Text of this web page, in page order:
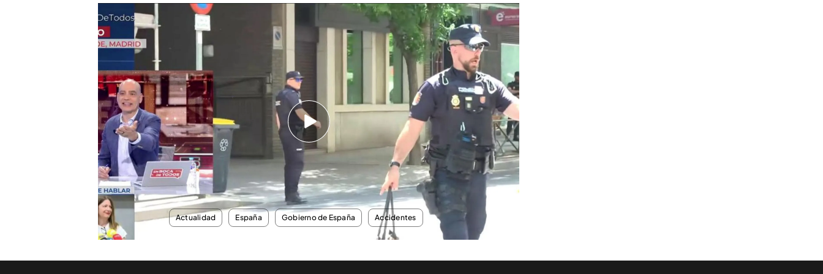
Se llevan las pertenencias de la reportera de ‘En boca de todos’ en la puerta de Ferraz: “¡Mi bolso!”
En mitad de un directo en Ferraz, Leticia Santos, reportera de ‘En boca de
todos’, ha exclamado un: “¡Mi bolso!’ y ha hecho saltar todas las alarmas
hasta que hemos visto a un agente de la policía nacional acercase a ella
con el bolso en la mano. Ha explicado que hace unos días le robaron las
gafas de sol mientras realizaba un directo y que, en esta ocasión, al estar
rodeada de policías se ha sentido con la tranquilidad de dejar su bolso
sobre un coche.
Toda la actualidad, en el programa completo AQUÍ
TEMAS Actualidad España Gobierno de España Accidentes